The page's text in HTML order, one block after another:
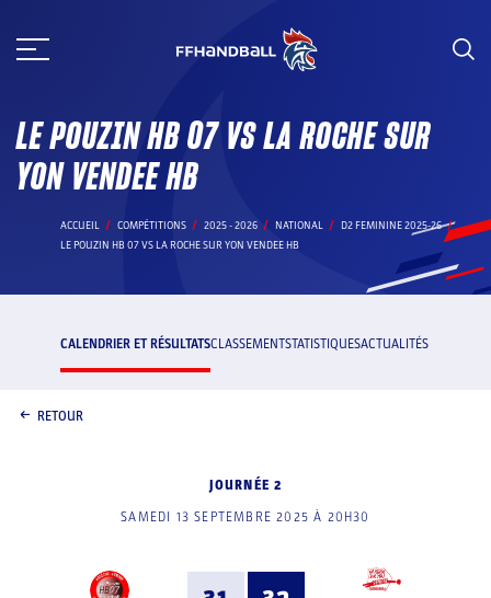
au
LE POUZIN HB 07 VS LA ROCHE SUR
YON VENDEE HB
ACCUEIL COMPÉTITIONS 2025 - 2026 NATIONAL
D2 FEMININE 2025-26
LE POUZIN HB 07 VS LA ROCHE SUR YON VENDEE HB
CALENDRIER ET RÉSULTATSCLASSEMENTSTATISTIQUESACTUALITÉS
RETOUR
JOURNÉE 2
SAMEDI 13 SEPTEMBRE 2025 À 20H30